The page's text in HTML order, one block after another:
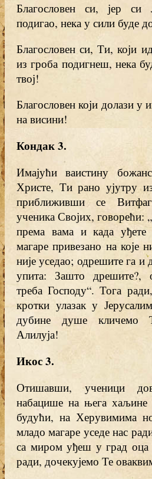
Благословен си, јер си
подигао, нека у сили буде
Благословен си, Ти, који
из гроба подигнеш, нека
твој!
Благословен који долази
на висини!
Кондак 3.
Имајући ваистину
Христе, Ти рано ујутру
приближивши се
ученика Својих, говорећи:
према вама и када
магаре привезано на које
није уседао; одрешите га и
упита: Зашто дрешите?,
треба Господу“. Тога
кротки улазак у
дубине душе кличемо
Алилуја!
Икос 3.
Отишавши, ученици
набацише на њега
будући, на Херувимима
младо магаре уседе нас
са миром уђеш у град оца
ради, дочекујемо Те